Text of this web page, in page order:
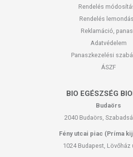
Rendelés
Rendelés
Reklamáció,
Adatvédelem
Panaszkezelési
ÁSZF
BIO EGÉSZSÉG
Budaörs
2040 Budaörs,
Fény utcai piac (Príma
1024 Budapest, Lövőház